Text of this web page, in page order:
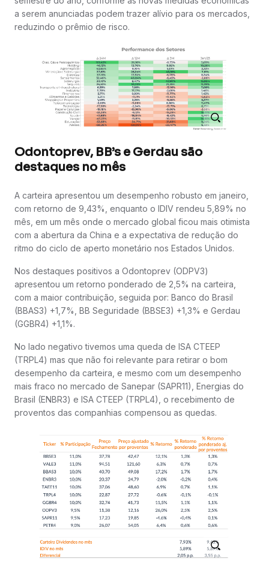
a serem anunciadas podem trazer alívio para os mercados,
reduzindo o prêmio de risco.
Odontoprev, BB’s e Gerdau são
destaques no mês
A carteira apresentou um desempenho robusto em janeiro,
com retorno de 9,43%, enquanto o IDIV rendeu 5,89% no
mês, em um mês onde o mercado global ficou mais otimista
com a abertura da China e a expectativa de redução do
ritmo do ciclo de aperto monetário nos Estados Unidos.
Nos destaques positivos a Odontoprev (ODPV3)
apresentou um retorno ponderado de 2,5% na carteira,
com a maior contribuição, seguida por: Banco do Brasil
(BBAS3) +1,7%, BB Seguridade (BBSE3) +1,3% e Gerdau
(GGBR4) +1,1%.
No lado negativo tivemos uma queda de ISA CTEEP
(TRPL4) mas que não foi relevante para retirar o bom
desempenho da carteira, e mesmo com um desempenho
mais fraco no mercado de Sanepar (SAPR11), Energias do
Brasil (ENBR3) e ISA CTEEP (TRPL4), o recebimento de
proventos das companhias compensou as quedas.